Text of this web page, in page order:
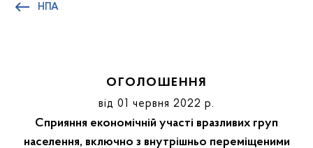
НПА
ОГОЛОШЕННЯ
від 01 червня 2022 р.
Сприяння економічній участі вразливих груп
населення, включно з внутрішньо переміщеними